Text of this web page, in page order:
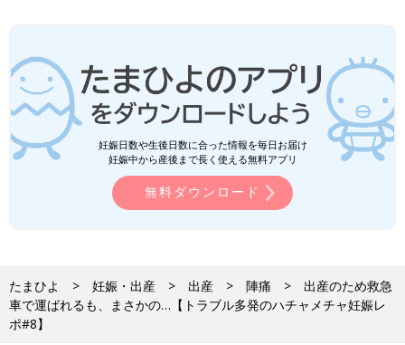
妊娠日数や生後日数に合った情報を毎日お届け
妊娠中から産後まで長く使える無料アプリ
無料ダウンロード
たまひよ 妊娠・出産 出産 陣痛
出産のため救急
車で運ばれるも、まさかの…【トラブル多発のハチャメチャ妊娠レ
ポ#8】